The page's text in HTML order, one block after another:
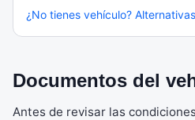
¿No tienes vehículo? Alternativas
Documentos del
Antes de revisar las